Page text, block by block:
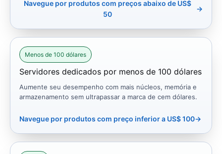
Navegue por produtos com preços abaixo de US$
50
→
Menos de 100 dólares
Servidores dedicados por menos de 100 dólares
Aumente seu desempenho com mais núcleos, memória e
armazenamento sem ultrapassar a marca de cem dólares.
Navegue por produtos com preço inferior a US$ 100→